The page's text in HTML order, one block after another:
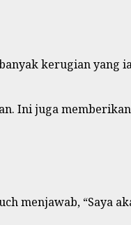
kerugian yang
Ini juga
menjawab, “Saya